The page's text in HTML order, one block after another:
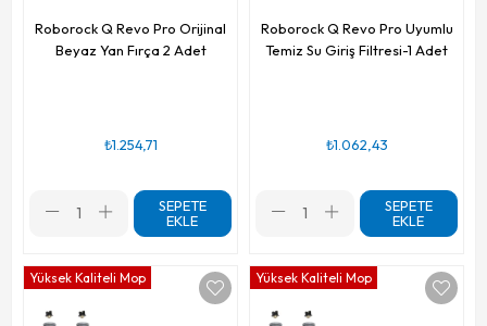
Roborock Q Revo Pro Orijinal
Beyaz Yan Fırça 2 Adet
₺1.254,71
SEPETE
EKLE
Roborock Q Revo Pro Uyumlu
Temiz Su Giriş Filtresi-1 Adet
₺1.062,43
SEPETE
EKLE
Yüksek Kaliteli Mop Yüksek Kaliteli Mop